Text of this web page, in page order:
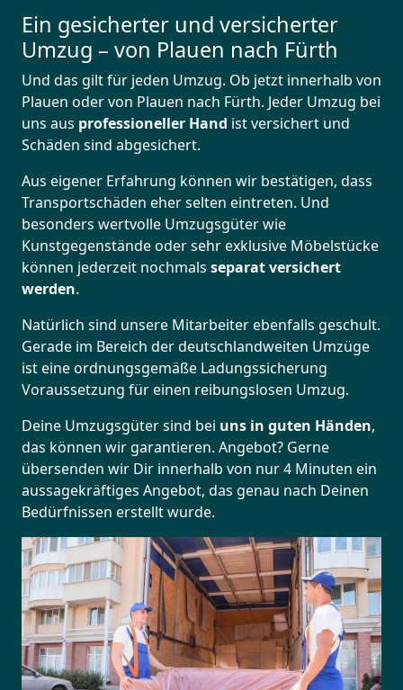
Ein gesicherter und versicherter
Umzug – von Plauen nach Fürth
Und das gilt für jeden Umzug. Ob jetzt innerhalb von
Plauen oder von Plauen nach Fürth. Jeder Umzug bei
uns aus professioneller Hand ist versichert und
Schäden sind abgesichert.
Aus eigener Erfahrung können wir bestätigen, dass
Transportschäden eher selten eintreten. Und
besonders wertvolle Umzugsgüter wie
Kunstgegenstände oder sehr exklusive Möbelstücke
können jederzeit nochmals separat versichert
werden.
Natürlich sind unsere Mitarbeiter ebenfalls geschult.
Gerade im Bereich der deutschlandweiten Umzüge
ist eine ordnungsgemäße Ladungssicherung
Voraussetzung für einen reibungslosen Umzug.
Deine Umzugsgüter sind bei uns in guten Händen,
das können wir garantieren. Angebot? Gerne
übersenden wir Dir innerhalb von nur 4 Minuten ein
aussagekräftiges Angebot, das genau nach Deinen
Bedürfnissen erstellt wurde.